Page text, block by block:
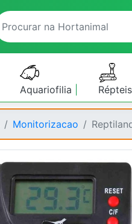
Aquariofilia Répteis
Monitorizacao